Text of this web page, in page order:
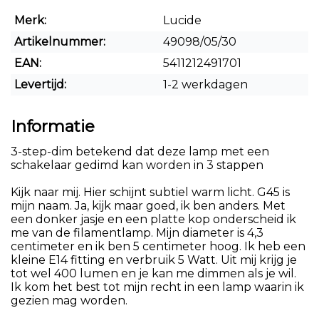
Merk:
Lucide
Artikelnummer:
49098/05/30
EAN:
5411212491701
Levertijd:
1-2 werkdagen
Informatie
3-step-dim betekend dat deze lamp met een
schakelaar gedimd kan worden in 3 stappen
Kijk naar mij. Hier schijnt subtiel warm licht. G45 is
mijn naam. Ja, kijk maar goed, ik ben anders. Met
een donker jasje en een platte kop onderscheid ik
me van de filamentlamp. Mijn diameter is 4,3
centimeter en ik ben 5 centimeter hoog. Ik heb een
kleine E14 fitting en verbruik 5 Watt. Uit mij krijg je
tot wel 400 lumen en je kan me dimmen als je wil.
Ik kom het best tot mijn recht in een lamp waarin ik
gezien mag worden.